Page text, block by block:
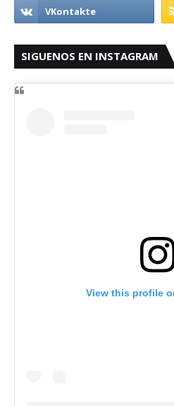
SIGUENOS EN INSTAGRAM
View this profile